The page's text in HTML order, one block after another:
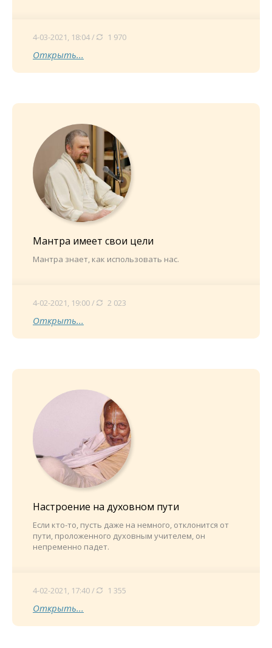
4-03-2021, 18:04 / 1 970
Открыть...
Мантра имеет свои цели
Мантра знает, как использовать нас.
4-02-2021, 19:00 / 2 023
Открыть...
Настроение на духовном пути
Если кто-то, пусть даже на немного, отклонится от
пути, проложенного духовным учителем, он
непременно падет.
4-02-2021, 17:40 / 1 355
Открыть...